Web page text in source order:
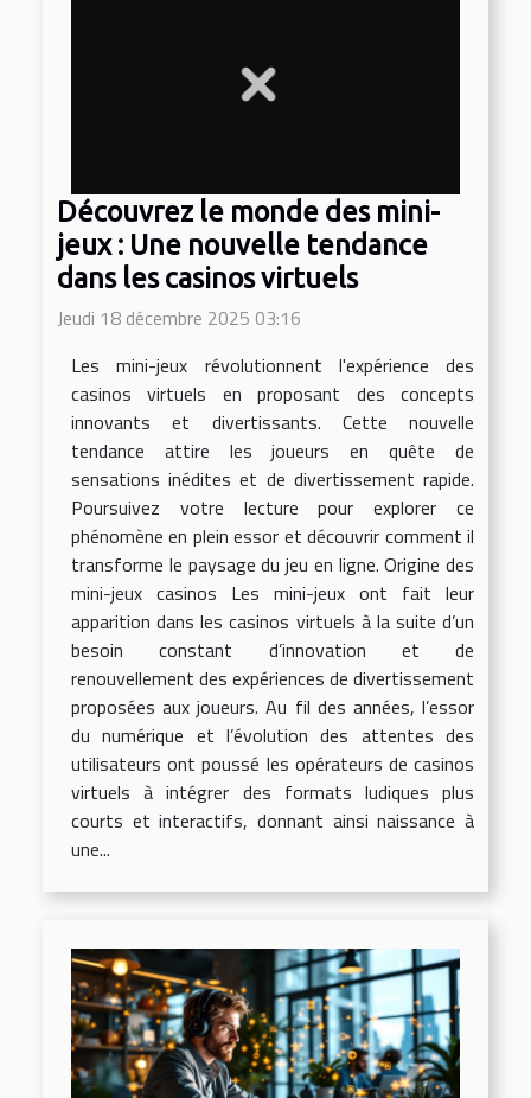
Découvrez le monde des mini-
jeux : Une nouvelle tendance
dans les casinos virtuels
Jeudi 18 décembre 2025 03:16
Les mini-jeux révolutionnent l'expérience des
casinos virtuels en proposant des concepts
innovants et divertissants. Cette nouvelle
tendance attire les joueurs en quête de
sensations inédites et de divertissement rapide.
Poursuivez votre lecture pour explorer ce
phénomène en plein essor et découvrir comment il
transforme le paysage du jeu en ligne. Origine des
mini-jeux casinos Les mini-jeux ont fait leur
apparition dans les casinos virtuels à la suite d’un
besoin constant d’innovation et de
renouvellement des expériences de divertissement
proposées aux joueurs. Au fil des années, l’essor
du numérique et l’évolution des attentes des
utilisateurs ont poussé les opérateurs de casinos
virtuels à intégrer des formats ludiques plus
courts et interactifs, donnant ainsi naissance à
une...